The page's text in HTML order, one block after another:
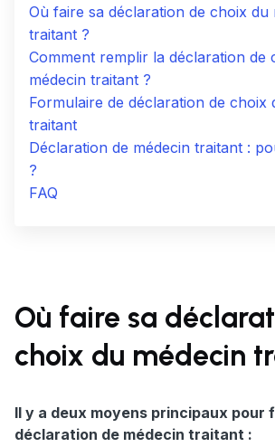
Où faire sa déclaration de choix du
traitant ?
Comment remplir la déclaration de
médecin traitant ?
Formulaire de déclaration de choix
traitant
Déclaration de médecin traitant :
?
FAQ
Où faire sa
choix du médecin
Il y a deux moyens principaux pour
déclaration de médecin traitant :